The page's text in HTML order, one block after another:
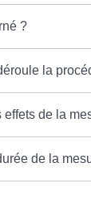
?
la
effets de la
de la